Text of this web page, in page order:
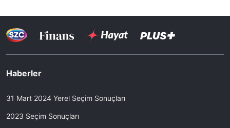
Haberler
31 Mart 2024 Yerel Seçim Sonuçları
2023 Seçim Sonuçları